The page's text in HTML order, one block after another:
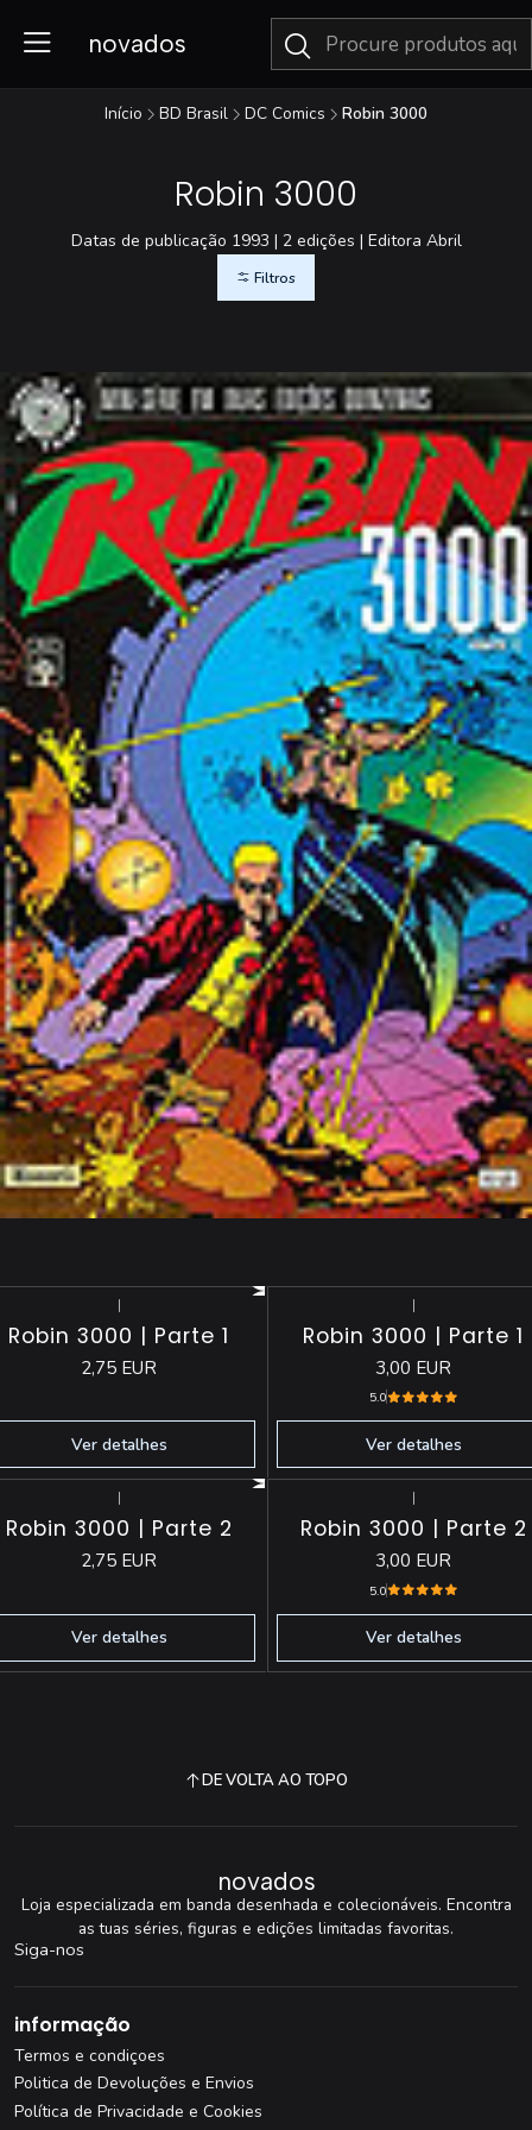
novados
Início BD Brasil DC Comics Robin 3000
Robin 3000
Datas de publicação 1993 | 2 edições | Editora Abril
Filtros
|
Robin 3000 | Parte 1
2,75 EUR
Ver detalhes
|
Robin 3000 | Parte 1
3,00 EUR
5.0
Ver detalhes
|
Robin 3000 | Parte 2
2,75 EUR
Ver detalhes
|
Robin 3000 | Parte 2
3,00 EUR
5.0
Ver detalhes
DE VOLTA AO TOPO
novados
Loja especializada em banda desenhada e colecionáveis. Encontra
as tuas séries, figuras e edições limitadas favoritas.
Siga-nos
informação
Termos e condiçoes
Politica de Devoluções e Envios
Política de Privacidade e Cookies